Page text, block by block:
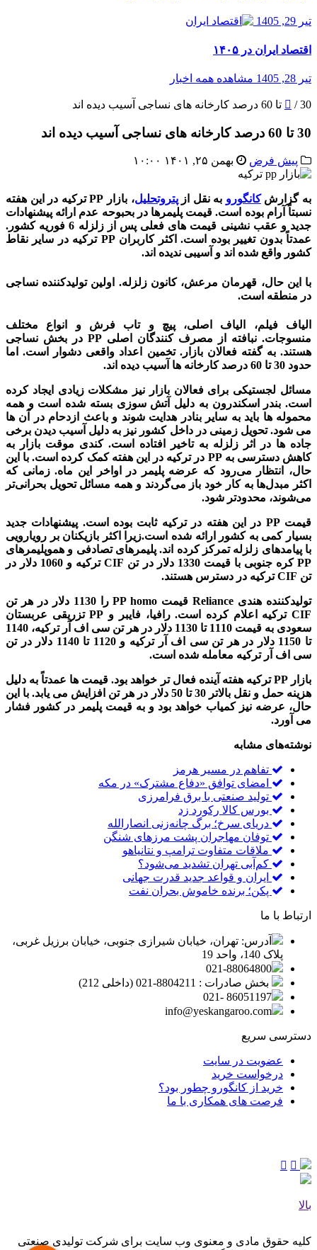
تیر 29, 1405
اقتصاد ایران در ۱۴۰۵
تیر 28, 1405 مشاهده همه اخبار
/30 تا 60 درصد کارخانه های نساجی آسیب دیده اند
30 تا 60 درصد کارخانه های نساجی آسیب دیده اند
پیش فرض بهمن ۲۵, ۱۴۰۱ ۱۰:۰۰
به گزارشکانگورو به نقل ازپتروتحلیل
، بازار PP ترکیه در این هفته
نسبتاً آرام بوده است. قیمت پلیمرها در بحبوحه عدم ارائه پیشنهادات
جدید و عقب نشینی قیمت های فعلی پس از زلزله 6 فوریه کشور.
عمدتاً بدون تغییر بوده است. اکثر کاربران PP ترکیه در سایر نقاط
کشور واقع شده اند و آسیبی ندیده اند.
با این حال، قهرمان مرعش، کانون زلزله. اولین تولیدکننده نساجی
در منطقه است.
الیاف فیلم، الیاف اصلی، پیچ و تاب فرش و انواع مختلف
منسوجات. نبافته از مصرف کنندگان اصلی PP در بخش نساجی
هستند. به گفته فعالان بازار. تخمین اعداد واقعی دشوار است. اما
حدود 30 تا 60 درصد کارخانه ها آسیب دیده اند.
مسائل لجستیکی برای فعالان بازار نیز مشکلات زیادی ایجاد کرده
است. بندر اسکندرون به دلیل آتش سوزی بسته شده است و همه
محموله ها باید به سایر بنادر هدایت شوند و باعث ازدحام در آن ها
می شود. تحویل زمینی در داخل کشور نیز به دلیل آسیب دیدن برخی
جاده ها در اثر زلزله به تاخیر افتاده است. کندی موقت بازار به
کاهش دسترسی به PP در ترکیه در این هفته کمک کرده است. با این
حال، انتظار می‌رود که عرضه پلیمر در اواخر این ماه. زمانی که
اکثر مبدل‌ها به کار خود باز می‌گردند و همه مسائل تحویل بحرانی‌تر
می‌شوند، محدود‌تر شود.
قیمت PP در این هفته در ترکیه ثابت بوده است. پیشنهادات جدید
بسیار کمی به کشور ارائه شده است.زیرا اکثر بازیکنان بر رویارویی
با پیامدهای زلزله تمرکز کرده اند. پلیمرهای تصادفی و هموپلیمرهای
PP کره جنوبی با قیمت 1330 دلار در تن CIF ترکیه و 1060 دلار در
تن CIF ترکیه در دسترس هستند.
تولیدکننده هندی Reliance قیمت PP homo را 1130 دلار در هر تن
CIF ترکیه اعلام کرده است. رافیا، فایبر و PP تزریقی عربستان
سعودی به قیمت 1110 تا 1130 دلار در هر تن سی اف آر ترکیه، 1140
تا 1150 دلار در هر تن سی اف آر ترکیه و 1120 تا 1140 دلار در تن
سی اف آر ترکیه معامله شده است.
بازار PP ترکیه هفته آینده فعال تر خواهد بود. قیمت ها عمدتاً به دلیل
هزینه حمل و نقل بالاتر 30 تا 50 دلار در هر تن افزایش می یابد. با این
حال، عرضه نیز کمیاب خواهد بود و به قیمت پلیمر در کشور فشار
می آورد.
نوشته‌های مشابه
تفاهم در مسیر هرمز
امضای توافق «دفاع مشترک» در مکه
تولید صنعتی با برق فرامرزی
بورس کالا رکورد زد
دریای سرخ؛ برگ چانه‌زنی انصارالله
توفان مهاجران پشت مرزهای شنگن
ملاقات متفاوت ترامپ و نتانیاهو
کم‌آبی تهران تشدید می‌شود؟
ایران و قواعد جدید قدرت جهانی
پکن؛ برنده خاموش بحران نفت
ارتباط با ما
آدرس: تهران، خیابان شیرازی جنوبی، خیابان برزیل غربی،
پلاک 140، واحد 19
021-88064800
بخش صادرات : 8804211-021 (داخلی 212)
86051197 -021
info@yeskangaroo.com
دسترسی سریع
عضویت در سایت
درخواست خرید
خرید از کانگورو چطور بود؟
فرصت های همکاری با ما
بالا
کلیه حقوق مادی و معنوی وب‌ سایت برای شرکت تولیدی صنعتی